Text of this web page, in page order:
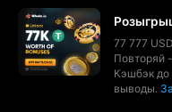
77 777
Повторяй
Кэшбэк до
выводы.